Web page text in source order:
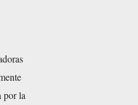
por la